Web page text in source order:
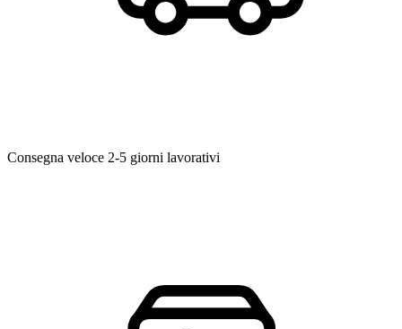
Consegna veloce 2-5 giorni lavorativi